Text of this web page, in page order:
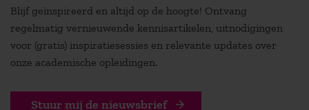
Blijf geïnspireerd en altijd op de hoogte! Ontvang
regelmatig vernieuwende kennisartikelen, uitnodigingen
voor (gratis) inspiratiesessies en relevante updates over
onze academische opleidingen.
Stuur mij de nieuwsbrief